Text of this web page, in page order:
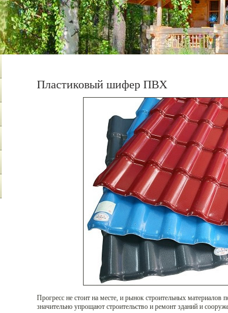
Пластиковый шифер ПВХ
Прогресс не стоит на месте, и рынок строительных
значительно упрощают строительство и ремонт зданий и